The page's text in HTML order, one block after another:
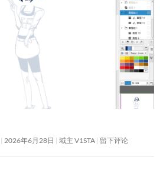
2026年6月28日 域主 V1STA 留下评论